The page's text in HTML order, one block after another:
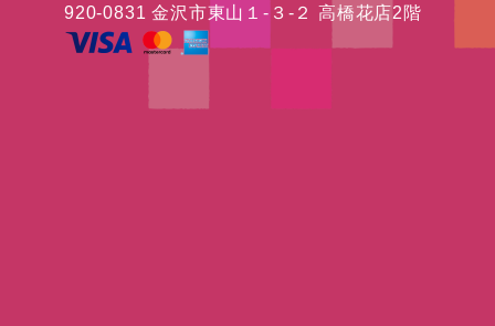
920-0831 金沢市東山１-３-２ 高橋花店2階